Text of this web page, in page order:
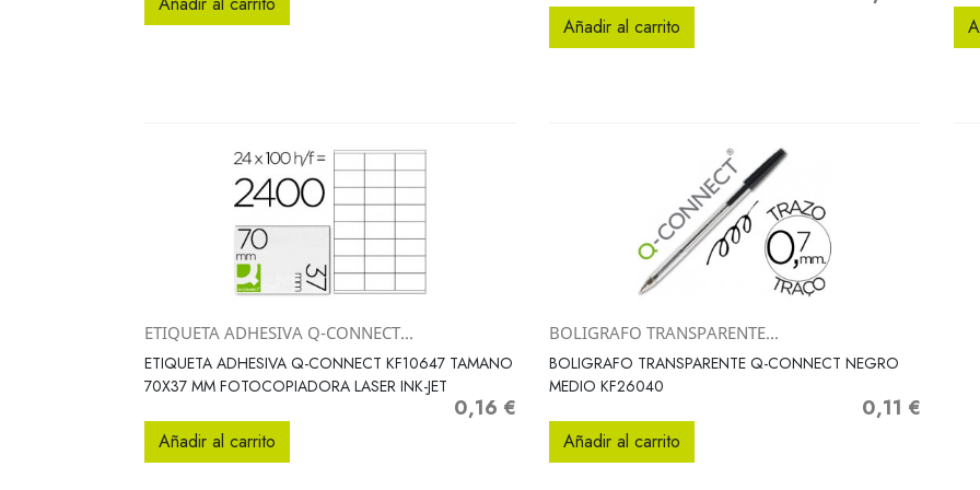
Añadir al carrito
Vista rápida
ETIQUETA ADHESIVA Q-CONNECT...
ETIQUETA ADHESIVA Q-CONNECT KF10647 TAMANO
70X37 MM FOTOCOPIADORA LASER INK-JET
Precio
0,16 €
Añadir al carrito
Vista rápida
BOLIGRAFO TRANSPARENTE...
BOLIGRAFO TRANSPARENTE Q-CONNECT NEGRO
MEDIO KF26040
Precio
0,11 €
Añadir al carrito